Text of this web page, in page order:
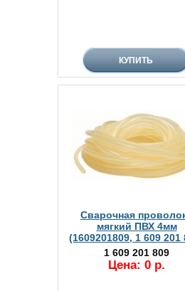
Сварочная
мягкий ПВХ 4мм
(1609201809, 1 609 201
1 609 201 809
Цена: 0 р.